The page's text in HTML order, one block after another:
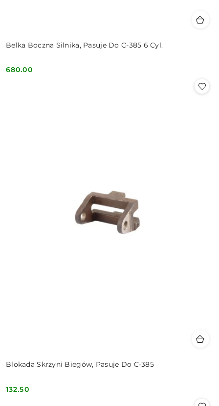
Belka Boczna Silnika, Pasuje Do C-385 6 Cyl.
Cena:
680.00
Blokada Skrzyni Biegów, Pasuje Do C-385
Cena:
132.50